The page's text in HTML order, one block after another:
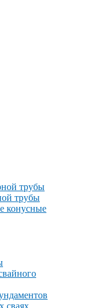
трубы
трубы
конусные
сваях